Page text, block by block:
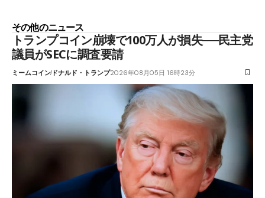
その他のニュース
トランプコイン崩壊で100万人が損失──民主党
議員がSECに調査要請
ミームコインドナルド・トランプ2026年08月05日 16時23分